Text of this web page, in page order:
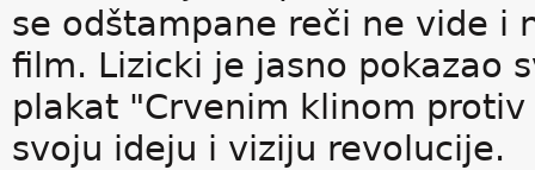
se odštampane reči ne vide i
film. Lizicki je jasno pokazao
plakat "Crvenim klinom
svoju ideju i viziju revolucije.